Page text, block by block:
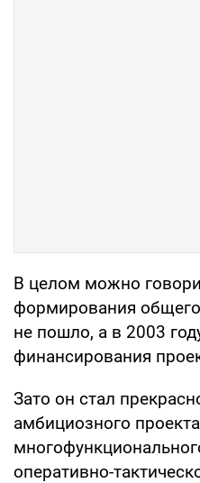
В целом можно
формирования
не пошло, а в 2003
финансирования
Зато он стал
амбициозного проекта
оперативно-